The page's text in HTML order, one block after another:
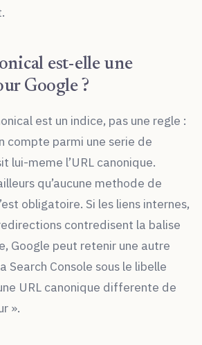
est-elle une
Google ?
est un indice, pas une regle :
compte parmi une serie de
lui-meme l’URL canonique.
qu’aucune methode de
obligatoire. Si les liens internes,
contredisent la balise
Google peut retenir une autre
Search Console sous le libelle
URL canonique differente de
».